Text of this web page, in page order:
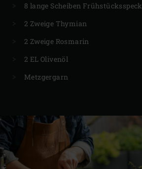
8 lange Scheiben Frühstücksspeck
2 Zweige Thymian
2 Zweige Rosmarin
2 EL Olivenöl
Metzgergarn